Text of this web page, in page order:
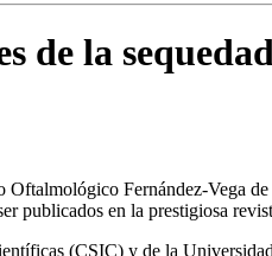
de la
Fernández-Vega
publicados en la prestigiosa
(CSIC) y de la